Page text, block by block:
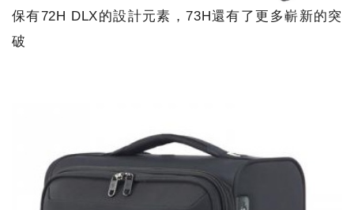
保有72H DLX的設計元素，73H還有了更多嶄新的突
破